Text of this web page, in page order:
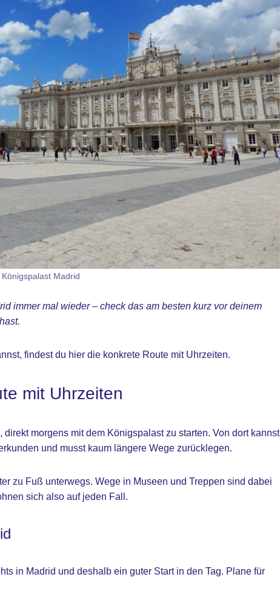
Königspalast Madrid
immer mal wieder – check das am besten kurz vor deinem
findest du hier die konkrete Route mit Uhrzeiten.
mit Uhrzeiten
morgens mit dem Königspalast zu starten. Von dort kannst
und musst kaum längere Wege zurücklegen.
zu Fuß unterwegs. Wege in Museen und Treppen sind dabei
sich also auf jeden Fall.
in Madrid und deshalb ein guter Start in den Tag. Plane für